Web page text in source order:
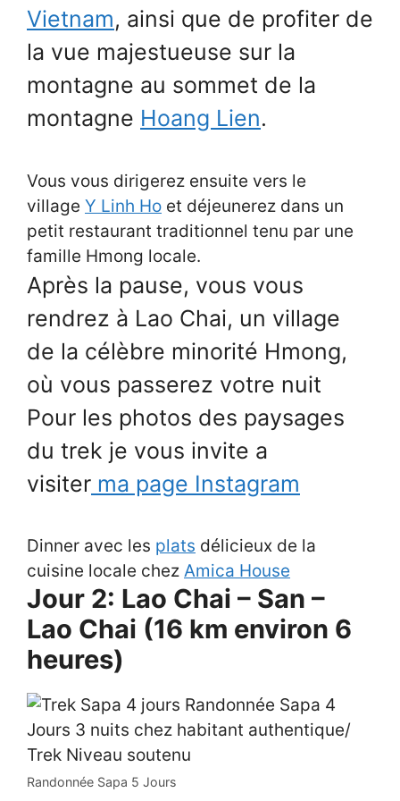
Vietnam, ainsi que de profiter de
la vue majestueuse sur la
montagne au sommet de la
montagne Hoang Lien.
Vous vous dirigerez ensuite vers le
village Y Linh Ho et déjeunerez dans un
petit restaurant traditionnel tenu par une
famille Hmong locale.
Après la pause, vous vous
rendrez à Lao Chai, un village
de la célèbre minorité Hmong,
où vous passerez votre nuit
Pour les photos des paysages
du trek je vous invite a
visiter ma page Instagram
Dinner avec les plats délicieux de la
cuisine locale chez Amica House
Jour 2: Lao Chai – San –
Lao Chai (16 km environ 6
heures)
Randonnée Sapa 5 Jours